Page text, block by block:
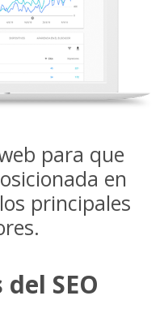
para que
en
principales
SEO